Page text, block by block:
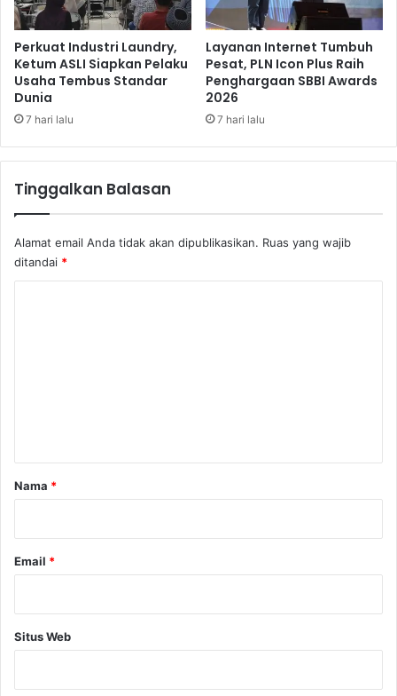
a
n
U
r
b
a
n
m
g
a
d
i
r
k
a
n
a
R
s
a
N
Perkuat Industri Laundry,
Ketum ASLI Siapkan Pelaku
Usaha Tembus Standar
Dunia
7 hari lalu
Layanan Internet Tumbuh
Pesat, PLN Icon Plus Raih
Penghargaan SBBI Awards
2026
7 hari lalu
Tinggalkan Balasan
Alamat email Anda tidak akan dipublikasikan. Ruas yang wajib
ditandai *
rNama *
Email *
Situs Web